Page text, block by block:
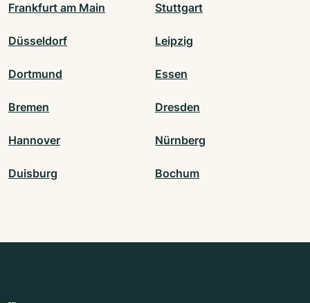
Frankfurt am Main Stuttgart
Düsseldorf Leipzig
Dortmund Essen
Bremen Dresden
Hannover Nürnberg
Duisburg Bochum